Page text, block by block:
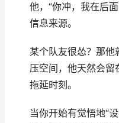
他，“你冲，我在后
信息来源。
某个队友很怂？那
压空间，他天然会
拖延时刻。
当你开始有觉悟地“